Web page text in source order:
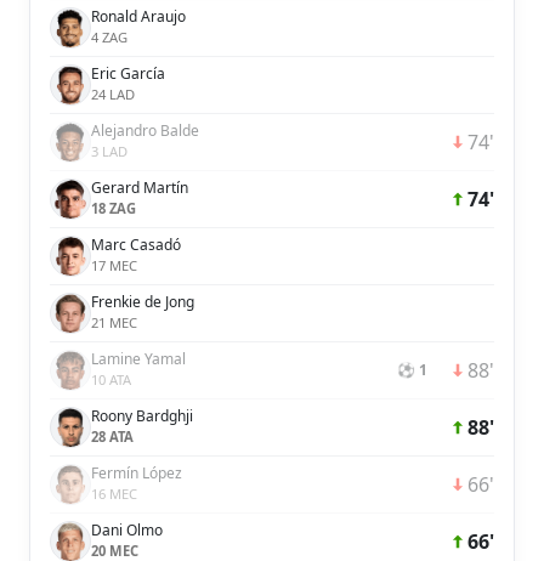
Ronald Araujo
4 ZAG
Eric García
24 LAD
Alejandro Balde
3 LAD 74'
Gerard Martín
18 ZAG 74'
Marc Casadó
17 MEC
Frenkie de Jong
21 MEC
Lamine Yamal
10 ATA ⚽ 1 88'
Roony Bardghji
28 ATA 88'
Fermín López
16 MEC 66'
Dani Olmo
20 MEC 66'